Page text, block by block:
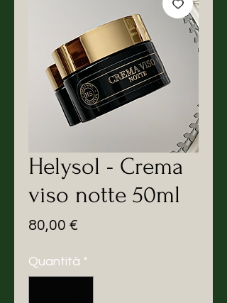
Helysol - Crema
viso notte 50ml
80,00 €
Quantità *